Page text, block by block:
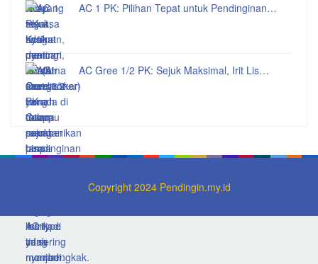
AC 1 PK: Pilihan Tepat untuk Pendinginan…
AC Gree 1/2 PK: Sejuk Maksimal, Irit Lis…
Copyright 2024 Pendingin.my.id